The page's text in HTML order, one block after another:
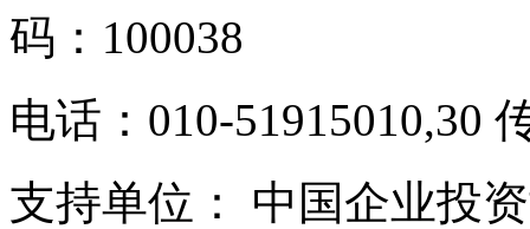
码：100038
电话：010-51915010,30
支持单位： 中国企业投